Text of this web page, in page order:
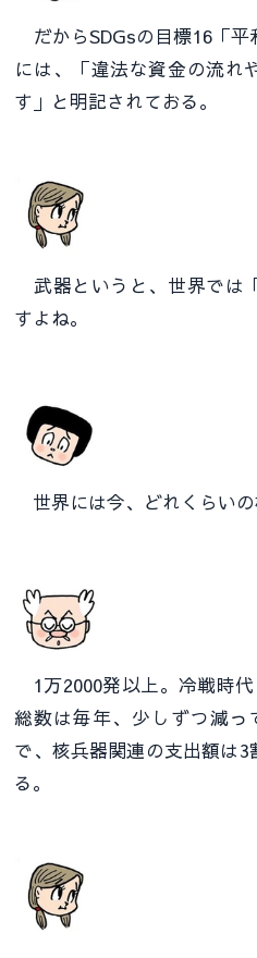
だからSDGsの目標16「平
には、「違法な資金の流れ
す」と明記されておる。
武器というと、世界では
すよね。
世界には今、どれくらい
1万2000発以上。冷戦時
総数は毎年、少しずつ減
で、核兵器関連の支出額は
る。